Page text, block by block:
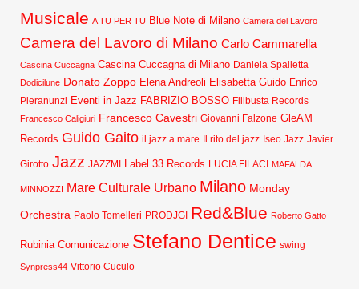
Musicale A TU PER TU Blue Note di Milano Camera del Lavoro
Camera del Lavoro di Milano Carlo Cammarella
Cascina Cuccagna Cascina Cuccagna di Milano Daniela Spalletta
Dodicilune Donato Zoppo Elena Andreoli Elisabetta Guido Enrico
Pieranunzi Eventi in Jazz FABRIZIO BOSSO Filibusta Records
Francesco Caligiuri Francesco Cavestri Giovanni Falzone GleAM
Records Guido Gaito il jazz a mare Il rito del jazz Iseo Jazz Javier
Girotto Jazz JAZZMI Label 33 Records LUCIA FILACI MAFALDA
MINNOZZI Mare Culturale Urbano Milano Monday
Orchestra Paolo Tomelleri PRODJGI Red&Blue Roberto Gatto
Rubinia Comunicazione Stefano Dentice swing
Synpress44 Vittorio Cuculo